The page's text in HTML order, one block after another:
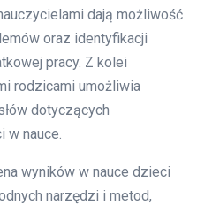
dają możliwość
oraz identyfikacji
pracy. Z kolei
rodzicami umożliwia
dotyczących
nauce.
wyników w nauce dzieci
narzędzi i metod,